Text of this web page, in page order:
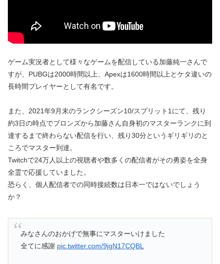
ゲーム実況者として様々なゲームを配信している加藤純一さんで
すが、PUBGは2000時間以上、Apexは1600時間以上とケタ違いの
長時間プレイヤーとして有名です。
また、2021年9月末のランクシーズン10/スプリット1にて、残り
約3日の時点でブロンズから加藤さん自身初のマスターランクに到
達するまで終わらない配信を行い、残り30分というギリギリのと
ころでマスター到達。
Twitchで24万人以上の視聴者や数多くの配信者がその勇姿を全身
全霊で応援していました。
恐らく、個人配信者での同時接続数は日本一ではないでしょう
か？
みなさんのおかげで無事にマスターいけました
全てに感謝 pic.twitter.com/9jgN17CQBL